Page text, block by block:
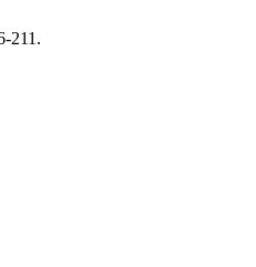
211.